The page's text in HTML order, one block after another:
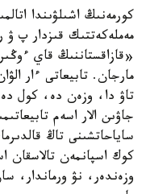
كورمەنىڭ اشىلۋىندا
مەملەكەتتىك قىزدار پ ۋ
«قازاقستاننىڭ قاي
مارجان. تابيعاتى ءار
تاۋ دا، وزەن دە، كول
جاۋىن الار اسەم
ساياحاتشىنى تاڭ
كوك اسپانمەن تالاسقان
وزەندەر، نۋ ورماندار،